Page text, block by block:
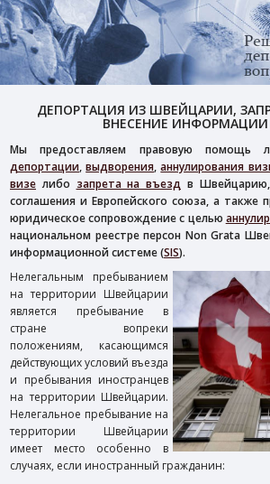
ДЕПОРТАЦИЯ ИЗ ШВЕЙЦАРИИ,
ВНЕСЕНИЕ ИНФОРМАЦИИ
Мы предоставляем правовую помощь
депортации,выдворения,аннулирования
визе либо запрета на въезд в Швейцарию,
соглашения и Европейского союза, а также
юридическое сопровождение с целью
национальном реестре персон Non Grata
информационной системе (SIS).
Нелегальным пребыванием
на территории Швейцарии
является пребывание в
стране вопреки
положениям, касающимся
действующих условий въезда
и пребывания иностранцев
на территории Швейцарии.
Нелегальное пребывание на
территории Швейцарии
имеет место особенно в
случаях, если иностранный гражданин: